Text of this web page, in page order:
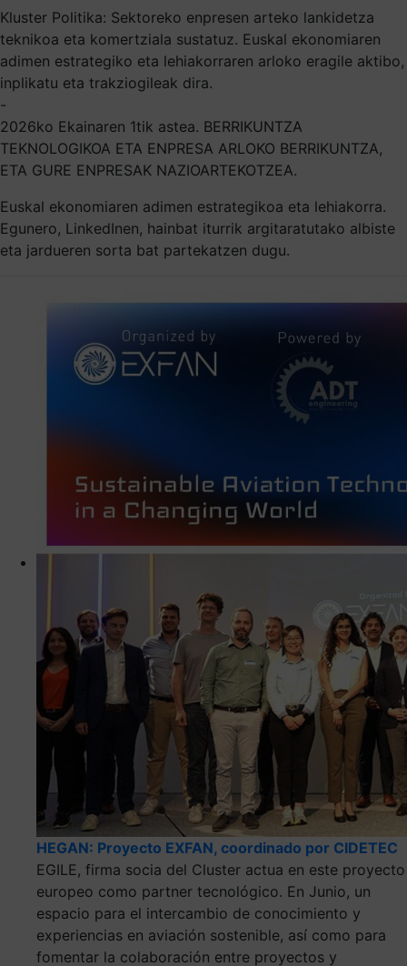
Kluster Politika: Sektoreko enpresen arteko lankidetza
teknikoa eta komertziala sustatuz. Euskal ekonomiaren
adimen estrategiko eta lehiakorraren arloko eragile aktibo,
inplikatu eta trakziogileak dira.
-
2026ko Ekainaren 1tik astea. BERRIKUNTZA
TEKNOLOGIKOA ETA ENPRESA ARLOKO BERRIKUNTZA,
ETA GURE ENPRESAK NAZIOARTEKOTZEA.
Euskal ekonomiaren adimen estrategikoa eta lehiakorra.
Egunero, LinkedInen, hainbat iturrik argitaratutako albiste
eta jardueren sorta bat partekatzen dugu.
HEGAN: Proyecto EXFAN, coordinado por CIDETEC
EGILE, firma socia del Cluster actua en este proyecto
europeo como partner tecnológico. En Junio, un
espacio para el intercambio de conocimiento y
experiencias en aviación sostenible, así como para
fomentar la colaboración entre proyectos y